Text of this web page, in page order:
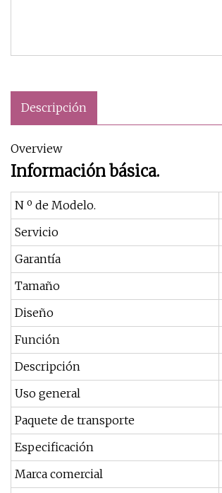
Descripción
Overview
Información básica.
N º de Modelo.
Servicio
Garantía
Tamaño
Diseño
Función
Descripción
Uso general
Paquete de transporte
Especificación
Marca comercial